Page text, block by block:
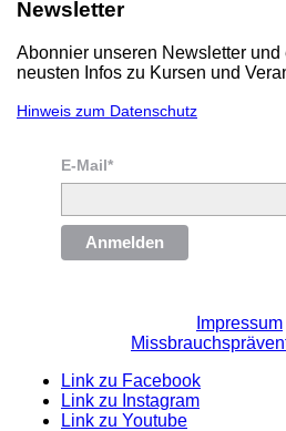
Newsletter
Abonnier unseren Newsletter und
neusten Infos zu Kursen und
Hinweis zum Datenschutz
E-Mail*
Anmelden
Impressum
Link zu Facebook
Link zu Instagram
Link zu Youtube